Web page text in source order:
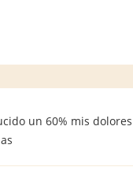
un 60% mis